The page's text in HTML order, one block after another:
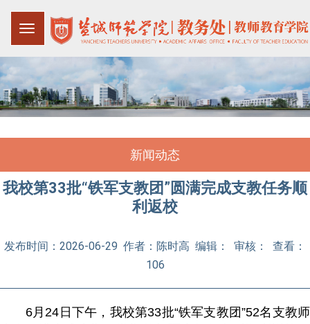
新闻动态
我校第33批“铁军支教团”圆满完成支教任务顺
利返校
发布时间：2026-06-29 作者：陈时高 编辑： 审核： 查看：
106
6月24 日下午，我校第33批“铁军支教团”52名支教师